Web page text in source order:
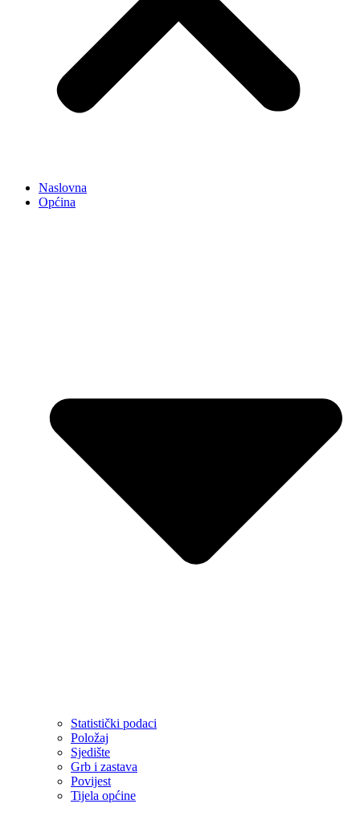
Naslovna
Općina
Statistički podaci
Položaj
Sjedište
Grb i zastava
Povijest
Tijela općine